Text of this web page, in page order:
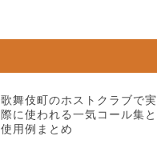
歌舞伎町のホストクラブで実
際に使われる一気コール集と
使用例まとめ